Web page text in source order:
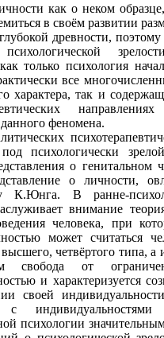
как о неком
в своём развитии
древности,
только психология
все
характера, так и
феномена.
психологически
о генитальном
о личности,
К.Юнга. В ранне-
внимание
человека, при
может считаться
четвёртого типа,
свобода от
и характеризуется
своей
с
психологии